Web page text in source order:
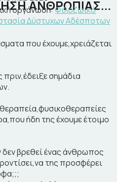
ΑΝΘΡΩΠΙΑΣ...
οργάνωση:Φιλοζωικό
Δύστυχων Αδέσποτων
που έχουμε,χρειάζεται
σημάδια
ήδη της έχουμε έτοιμο
δεν βρεθεί ένας άνθρωπος
της προσφέρει